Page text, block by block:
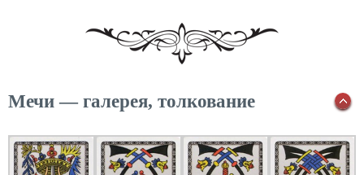
Мечи — галерея, толкование